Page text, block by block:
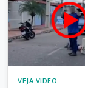
VEJA VIDEO